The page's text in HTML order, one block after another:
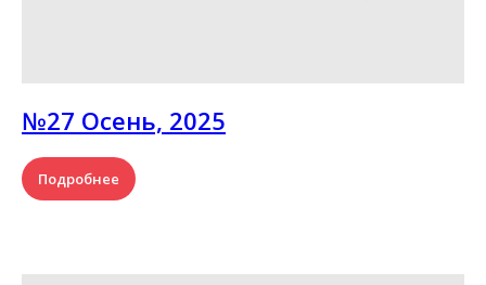
№27 Осень, 2025
Подробнее